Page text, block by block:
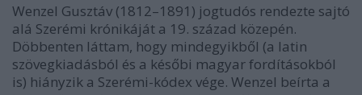
Wenzel Gusztáv (1812–1891) jogtudós rendezte sajtó
alá Szerémi krónikáját a 19. század közepén.
Döbbenten láttam, hogy mindegyikből (a latin
szövegkiadásból és a későbi magyar fordításokból
is) hiányzik a Szerémi-kódex vége. Wenzel beírta a